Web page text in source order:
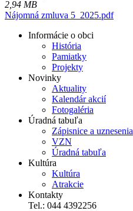
2,94 MB
Nájomná zmluva 5_2025.pdf
Informácie o obci
História
Pamiatky
Projekty
Novinky
Aktuality
Kalendár akcií
Fotogaléria
Úradná tabuľa
Zápisnice a uznesenia
VZN
Úradná tabuľa
Kultúra
Kultúra
Atrakcie
Kontakty
Tel.: 044 4392256